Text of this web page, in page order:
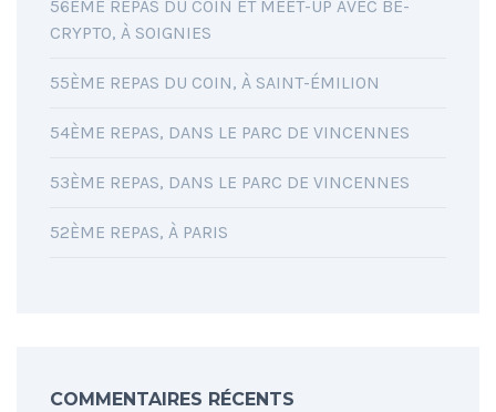
56ÈME REPAS DU COIN ET MEET-UP AVEC BE-
CRYPTO, À SOIGNIES
55ÈME REPAS DU COIN, À SAINT-ÉMILION
54ÈME REPAS, DANS LE PARC DE VINCENNES
53ÈME REPAS, DANS LE PARC DE VINCENNES
52ÈME REPAS, À PARIS
COMMENTAIRES RÉCENTS